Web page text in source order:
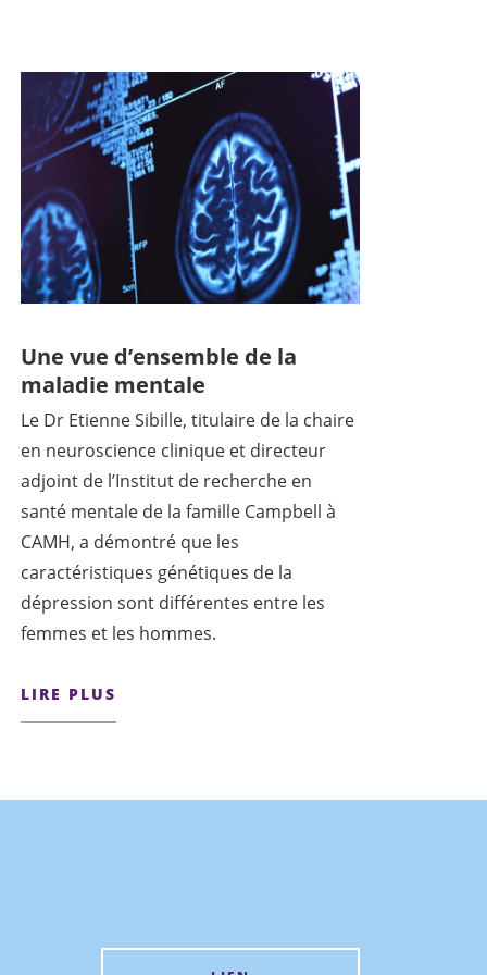
Une vue d’ensemble de la
maladie mentale
Le Dr Etienne Sibille, titulaire de la chaire
en neuroscience clinique et directeur
adjoint de l’Institut de recherche en
santé mentale de la famille Campbell à
CAMH, a démontré que les
caractéristiques génétiques de la
dépression sont différentes entre les
femmes et les hommes.
LIRE PLUS